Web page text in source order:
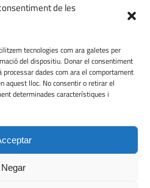
de les
tecnologies com ara galetes per
del dispositiu. Donar el consentiment
dades com ara el comportament
aquest lloc. No consentir o retirar el
determinades característiques i
Negar